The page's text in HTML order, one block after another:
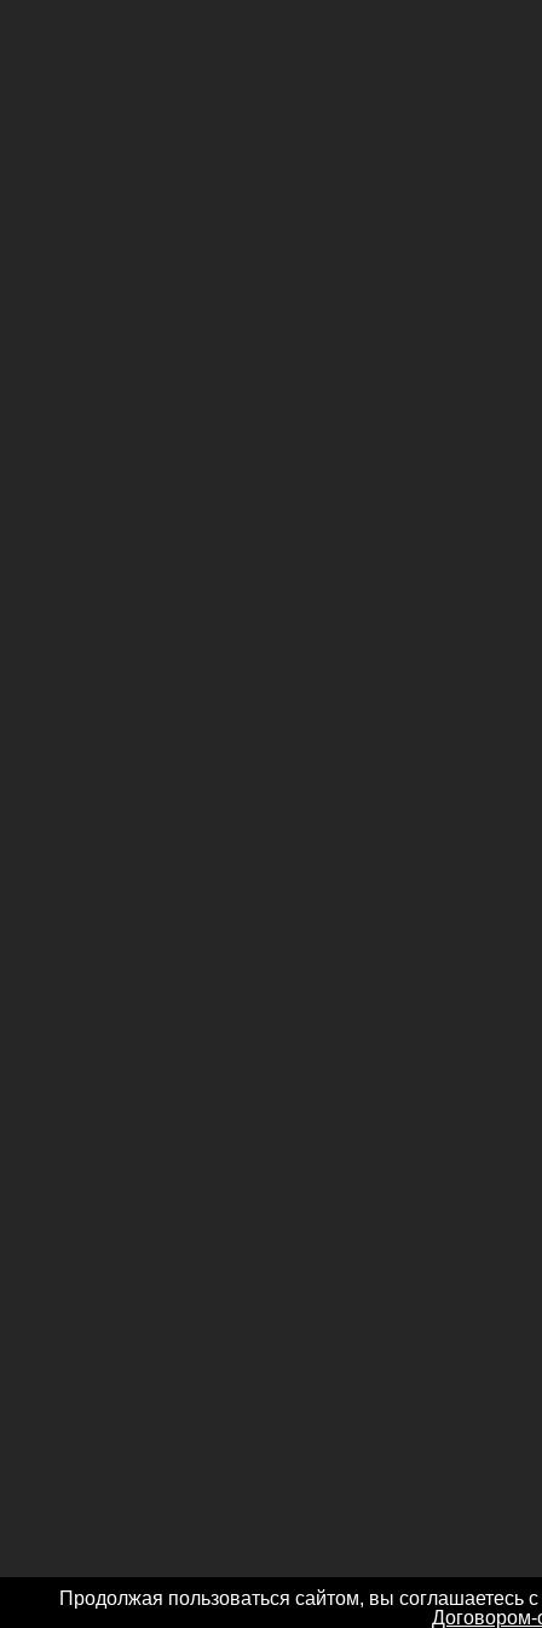
Продолжая пользоваться сайтом, вы соглашаетесь